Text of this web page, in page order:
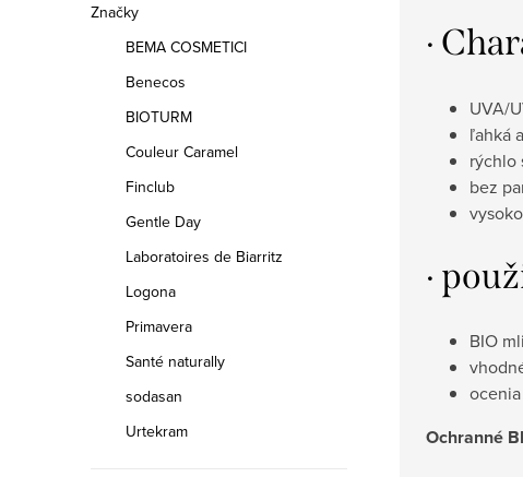
Značky
BEMA COSMETICI
Benecos
BIOTURM
Couleur Caramel
Finclub
Gentle Day
Laboratoires de Biarritz
Logona
Primavera
Santé naturally
sodasan
Urtekram
·
UVA/
ľahká
rýchlo
bez
·
BIO
Ochranné